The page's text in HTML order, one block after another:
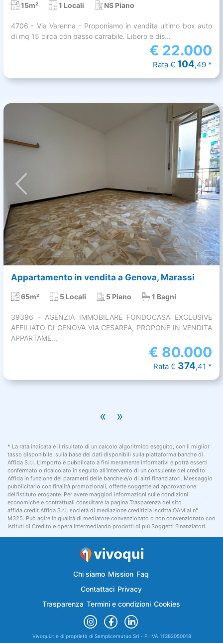
15m² 1 Locali NS Piano
4706 - Via Varenna - Proponiamo in vendita ultimo box auto
di mq 15 circa con passo carrabile. Libero e dis...
€ 22.000
Rata € 104,49 *
Appartamento in vendita a Genova, Marassi
65m² 5 Locali 5 Piano 1 Bagni
39396 - AGENZIA IMMOBILARE FONDOCASA EXCLUSIVE
AFFILIATO DI GENOVA VIA CESAREA, PROPONE IN VENDITA
APPARTAME...
€ 80.000
Rata € 374,41 *
« »
* La rata indicata è il risultato di un calcolo algoritmico eseguito, con il miglior
tasso disponibile, sulla base dei dati disponibili sulla piattaforma banche di
Affida S.r.l. L'importo è pubblicato a fini meramente informativi e potrà esserti
confermato o ricalcolato in seguito all'intervento di un consulente del credito
Affida in funzione dei parametri delle banche e/o di altri finanziatori. Messaggio
pubblicitario con finalità promozionali, offerte soggette ad approvazione
dell'istituto erogante. Per avere maggiori informazioni sulle condizioni
economiche e contrattuali consultare la pagina Trasparenza del sito
affida.credit.Affida S.r.l. società di mediazione creditizia iscritta OAM al n°
M325. Può agire in qualità di mediatore convenzionato o non convenzionato con
Istituti di Credito e opera intermediando prodotti di più Soggetti Finanziatori.
Chi siamo Mission Faq
Contattaci Privacy
Trasparenza Termini e condizioni Cookies
Vivoqui.it è di proprietà di Semplicemutuo Srl - P. IVA 11382050018